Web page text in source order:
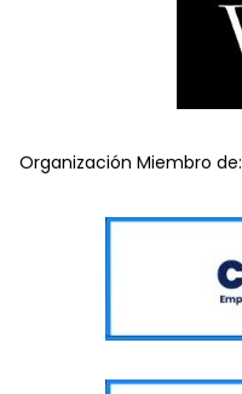
Organización Miembro de: